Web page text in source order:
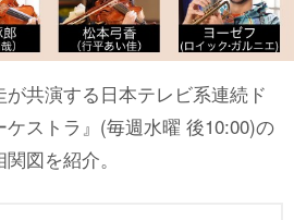
共演する日本テレビ系連続ド
ストラ』(毎週水曜 後10:00)の
図を紹介。